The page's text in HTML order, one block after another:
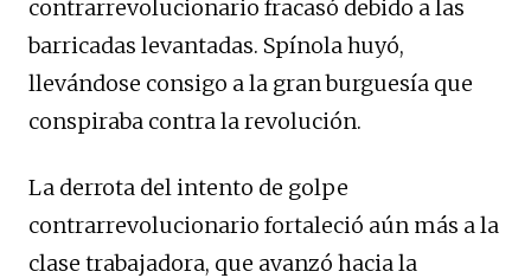
contrarrevolucionario fracasó debido a las
barricadas levantadas. Spínola huyó,
llevándose consigo a la gran burguesía que
conspiraba contra la revolución.
La derrota del intento de golpe
contrarrevolucionario fortaleció aún más a la
clase trabajadora, que avanzó hacia la